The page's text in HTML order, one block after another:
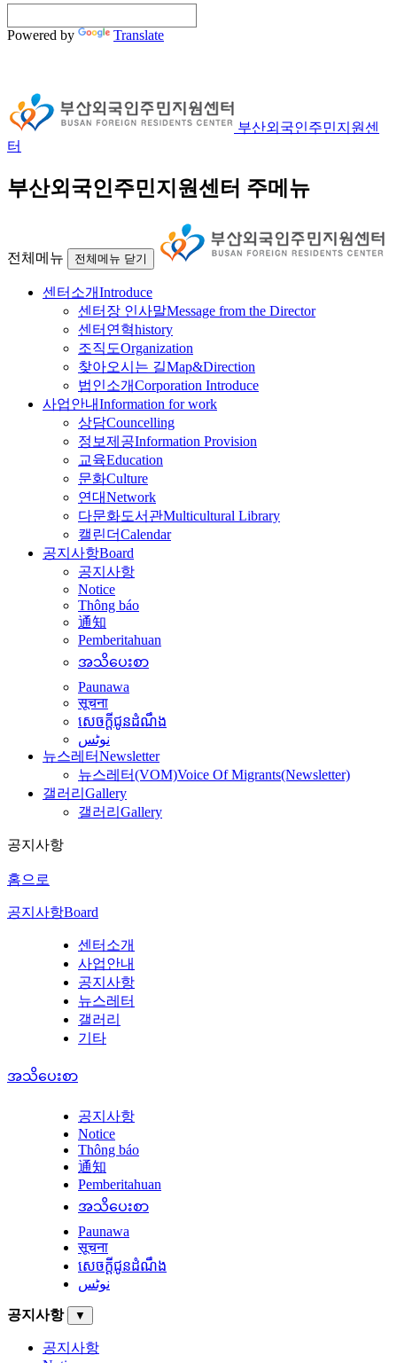
Powered by Translate
부산외국인주민지원센
터
부산외국인주민지원센터 주메뉴
전체메뉴 전체메뉴 닫기
센터소개Introduce
센터장 인사말Message from the Director
센터연혁history
조직도Organization
찾아오시는 길Map&Direction
법인소개Corporation Introduce
사업안내Information for work
상담Councelling
정보제공Information Provision
교육Education
문화Culture
연대Network
다문화도서관Multicultural Library
캘린더Calendar
공지사항Board
공지사항
Notice
Thông báo
通知
Pemberitahuan
အသိပေးစာ
Paunawa
सूचना
សេចក្តីជូនដំណឹង
نوٹس
뉴스레터Newsletter
뉴스레터(VOM)Voice Of Migrants(Newsletter)
갤러리 Gallery
갤러리 Gallery
공지사항
홈으로
공지사항Board
센터소개
사업안내
공지사항
뉴스레터
갤러리
기타
အသိပေးစာ
공지사항
Notice
Thông báo
通知
Pemberitahuan
အသိပေးစာ
Paunawa
सूचना
សេចក្តីជូនដំណឹង
نوٹس
공지사항 ▼
공지사항